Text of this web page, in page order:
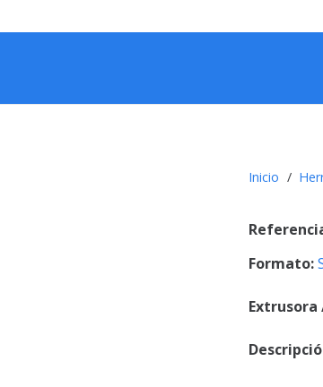
Inicio /
Formato:
Extrusora